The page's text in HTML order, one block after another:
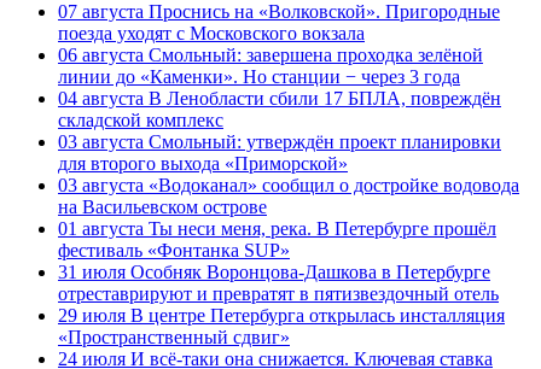
07 августа Проснись на «Волковской». Пригородные
поезда уходят с Московского вокзала
06 августа Смольный: завершена проходка зелёной
линии до «Каменки». Но станции − через 3 года
04 августа В Ленобласти сбили 17 БПЛА, повреждён
складской комплекс
03 августа Смольный: утверждён проект планировки
для второго выхода «Приморской»
03 августа «Водоканал» сообщил о достройке водовода
на Васильевском острове
01 августа Ты неси меня, река. В Петербурге прошёл
фестиваль «Фонтанка SUP»
31 июля Особняк Воронцова-Дашкова в Петербурге
отреставрируют и превратят в пятизвездочный отель
29 июля В центре Петербурга открылась инсталляция
«Пространственный сдвиг»
24 июля И всё-таки она снижается. Ключевая ставка